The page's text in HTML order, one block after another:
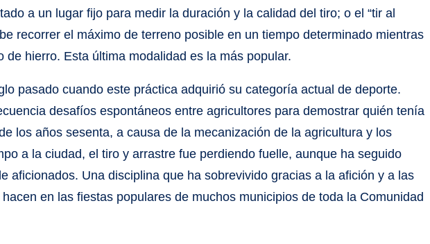
a un lugar fijo para medir la duración y la calidad del tiro; o el “tir al
recorrer el máximo de terreno posible en un tiempo determinado mientras
de hierro. Esta última modalidad es la más popular.
pasado cuando este práctica adquirió su categoría actual de deporte.
desafíos espontáneos entre agricultores para demostrar quién tenía
los años sesenta, a causa de la mecanización de la agricultura y los
a la ciudad, el tiro y arrastre fue perdiendo fuelle, aunque ha seguido
aficionados. Una disciplina que ha sobrevivido gracias a la afición y a las
en las fiestas populares de muchos municipios de toda la Comunidad